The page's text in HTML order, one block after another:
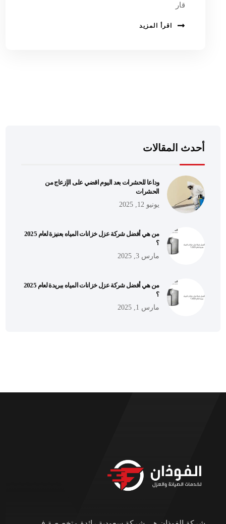
قار
اقرأ المزيد
أحدث المقالات
وداعا للحشرات بعد اليوم اقضي على الإزعاج من
الحشرات
يونيو 12, 2025
من هي أفضل شركة عزل خزانات المياه بعنيزة لعام 2025
؟
مارس 3, 2025
من هي أفضل شركة عزل خزانات المياه ببريدة لعام 2025
؟
مارس 1, 2025